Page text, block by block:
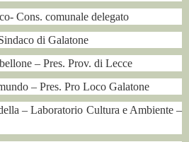
Cons. comunale delegato
di Galatone
Pres. Prov. di Lecce
Pres. Pro Loco Galatone
– Laboratorio Cultura e Ambiente –